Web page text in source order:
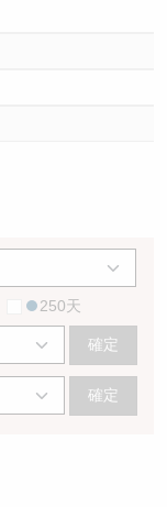
250天
確定
確定